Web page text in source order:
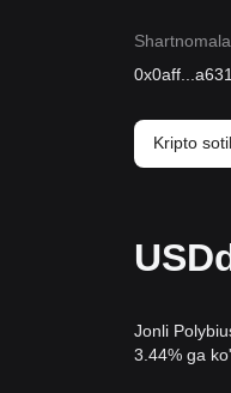
0x0aff
Kripto
Jonli
3.44% ga